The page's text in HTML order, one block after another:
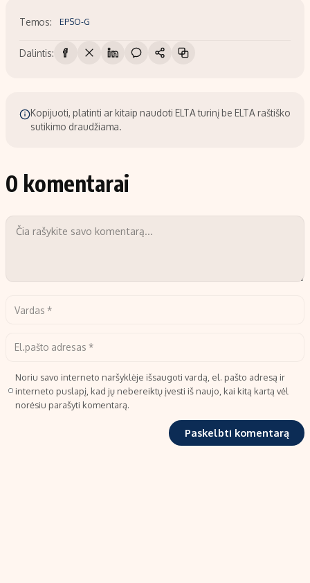
Temos: EPSO-G
Dalintis:
Kopijuoti, platinti ar kitaip naudoti ELTA turinį be ELTA raštiško
sutikimo draudžiama.
0 komentarai
Noriu savo interneto naršyklėje išsaugoti vardą, el. pašto adresą ir
interneto puslapį, kad jų nebereiktų įvesti iš naujo, kai kitą kartą vėl
norėsiu parašyti komentarą.